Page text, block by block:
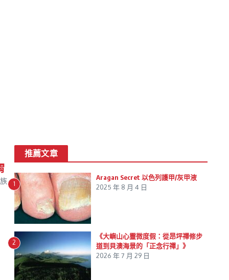
，
推薦文章
1
Aragan Secret 以色列護甲/灰甲液
2025 年 8 月 4 日
2
《大嶼山心靈微度假：從昂坪禪修步
道到貝澳海景的「正念行禪」》
2026 年 7 月 29 日